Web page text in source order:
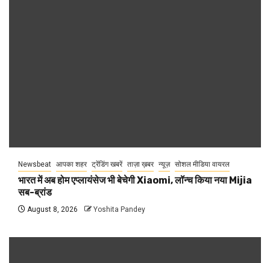
Newsbeat आपका शहर ट्रेंडिंग खबरें ताज़ा ख़बर न्यूज़ सोशल मीडिया वायरल
भारत में अब होम एप्लायंसेज भी बेचेगी Xiaomi, लॉन्च किया नया Mijia
सब-ब्रांड
August 8, 2026 Yoshita Pandey